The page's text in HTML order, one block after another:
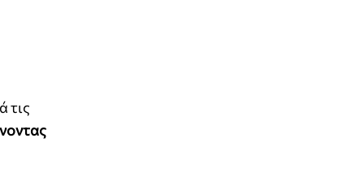
τις